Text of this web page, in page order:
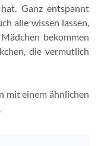
Ganz entspannt
alle wissen lassen,
bekommen
die vermutlich
mit einem ähnlichen